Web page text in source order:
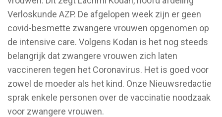
Verloskunde AZP. De afgelopen week zijn er geen
covid-besmette zwangere vrouwen opgenomen op
de intensive care. Volgens Kodan is het nog steeds
belangrijk dat zwangere vrouwen zich laten
vaccineren tegen het Coronavirus. Het is goed voor
zowel de moeder als het kind. Onze Nieuwsredactie
sprak enkele personen over de vaccinatie noodzaak
voor zwangere vrouwen.